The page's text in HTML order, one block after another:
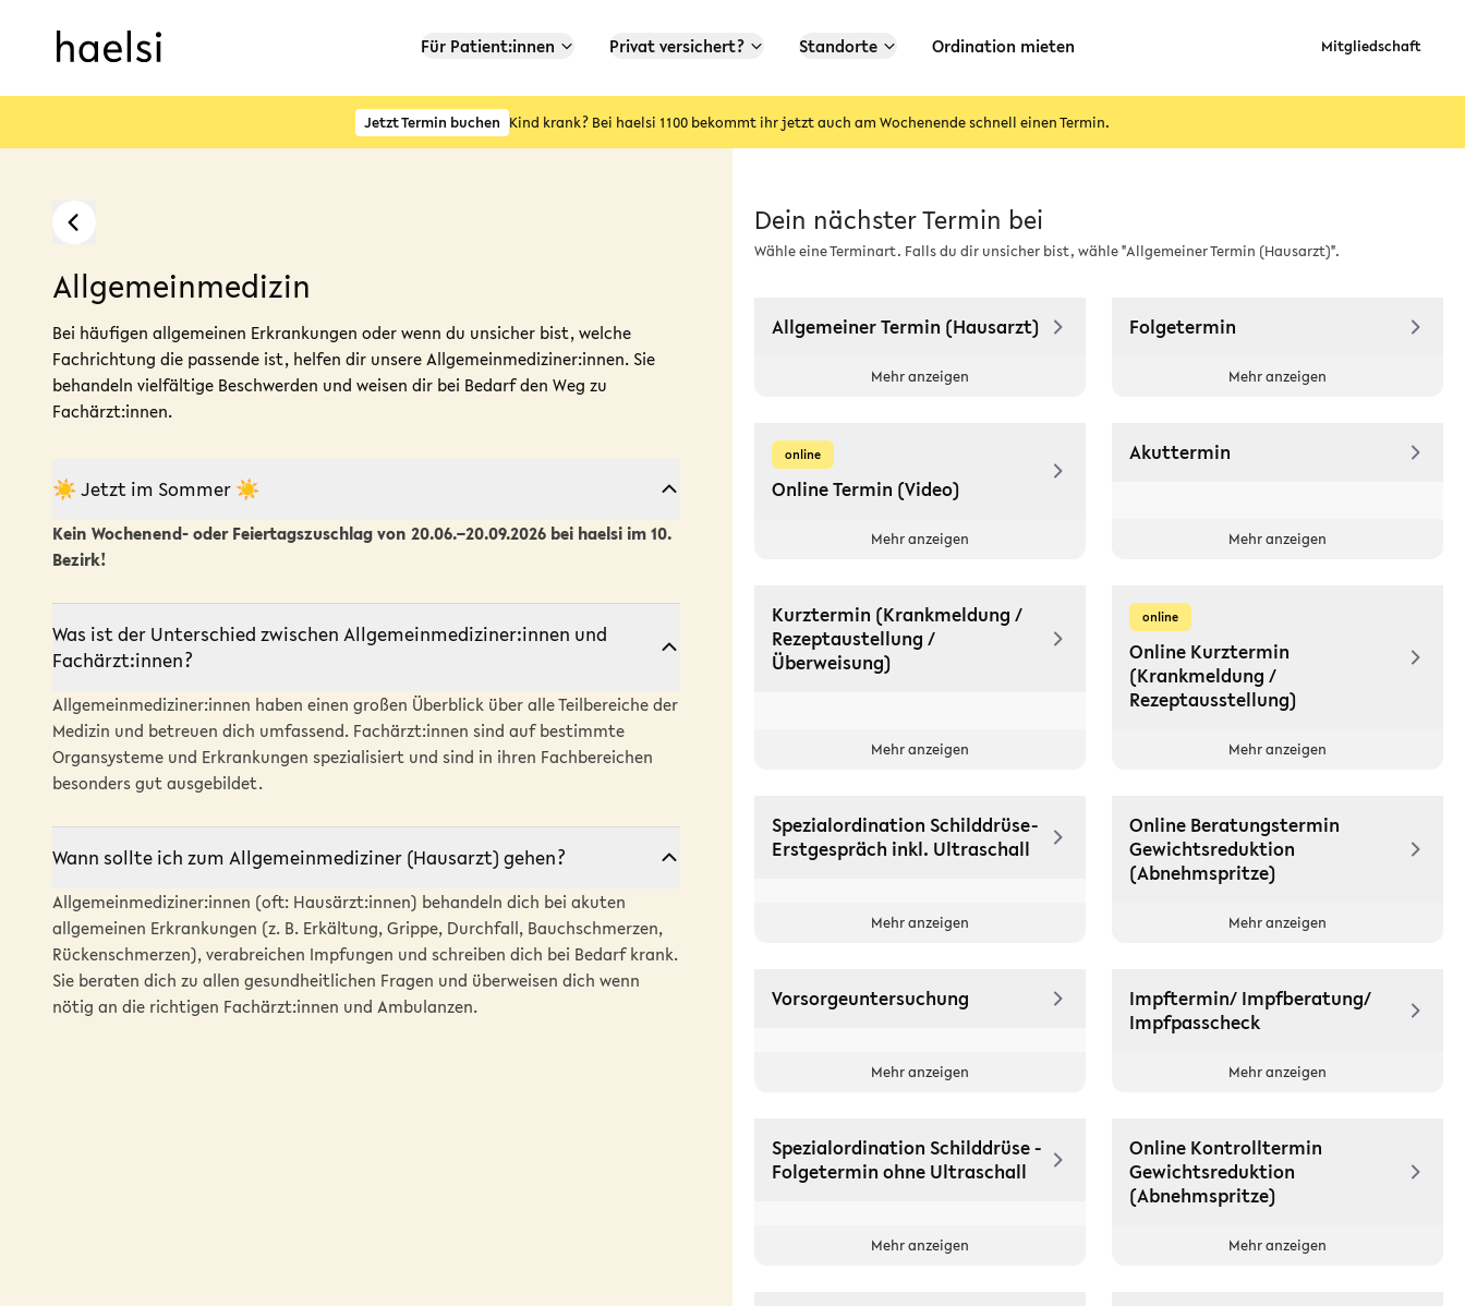
Mitgliedschaft
Für Patient:innen Privat versichert? Standorte Ordination mieten
Jetzt Termin buchen Kind krank? Bei haelsi 1100 bekommt ihr jetzt auch am Wochenende schnell einen Termin.
Allgemeinmedizin
Bei häufigen allgemeinen Erkrankungen oder wenn du unsicher bist, welche
Fachrichtung die passende ist, helfen dir unsere Allgemeinmediziner:innen. Sie
behandeln vielfältige Beschwerden und weisen dir bei Bedarf den Weg zu
Fachärzt:innen.
☀️ Jetzt im Sommer ☀️
Kein Wochenend- oder Feiertagszuschlag von 20.06.–20.09.2026 bei haelsi im 10.
Bezirk!
Was ist der Unterschied zwischen Allgemeinmediziner:innen und
Fachärzt:innen?
Allgemeinmediziner:innen haben einen großen Überblick über alle Teilbereiche der
Medizin und betreuen dich umfassend. Fachärzt:innen sind auf bestimmte
Organsysteme und Erkrankungen spezialisiert und sind in ihren Fachbereichen
besonders gut ausgebildet.
Wann sollte ich zum Allgemeinmediziner (Hausarzt) gehen?
Allgemeinmediziner:innen (oft: Hausärzt:innen) behandeln dich bei akuten
allgemeinen Erkrankungen (z. B. Erkältung, Grippe, Durchfall, Bauchschmerzen,
Rückenschmerzen), verabreichen Impfungen und schreiben dich bei Bedarf krank.
Sie beraten dich zu allen gesundheitlichen Fragen und überweisen dich wenn
nötig an die richtigen Fachärzt:innen und Ambulanzen.
Dein nächster Termin bei
Wähle eine Terminart. Falls du dir unsicher bist, wähle "Allgemeiner Termin (Hausarzt)".
Allgemeiner Termin (Hausarzt)
Mehr anzeigen
Folgetermin
Mehr anzeigen
online
Online Termin (Video)
Mehr anzeigen
Akuttermin
Mehr anzeigen
Kurztermin (Krankmeldung /
Rezeptaustellung /
Überweisung)
Mehr anzeigen
online
Online Kurztermin
(Krankmeldung /
Rezeptausstellung)
Mehr anzeigen
Spezialordination Schilddrüse-
Erstgespräch inkl. Ultraschall
Mehr anzeigen
Online Beratungstermin
Gewichtsreduktion
(Abnehmspritze)
Mehr anzeigen
Vorsorgeuntersuchung
Mehr anzeigen
Impftermin/ Impfberatung/
Impfpasscheck
Mehr anzeigen
Spezialordination Schilddrüse -
Folgetermin ohne Ultraschall
Mehr anzeigen
Online Kontrolltermin
Gewichtsreduktion
(Abnehmspritze)
Mehr anzeigen